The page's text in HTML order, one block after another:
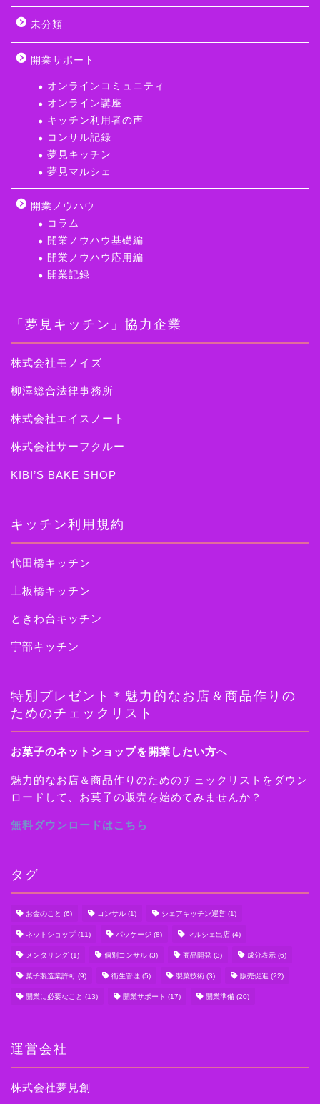
未分類
開業サポート
オンラインコミュニティ
オンライン講座
キッチン利用者の声
コンサル記録
夢見キッチン
夢見マルシェ
開業ノウハウ
コラム
開業ノウハウ基礎編
開業ノウハウ応用編
開業記録
「夢見キッチン」協力企業
株式会社モノイズ
柳澤総合法律事務所
株式会社エイスノート
株式会社サーフクルー
KIBI’S BAKE SHOP
キッチン利用規約
代田橋キッチン
上板橋キッチン
ときわ台キッチン
宇部キッチン
特別プレゼント＊魅力的なお店＆商品作りの
ためのチェックリスト
お菓子のネットショップを開業したい方へ
魅力的なお店＆商品作りのためのチェックリストをダウン
ロードして、お菓子の販売を始めてみませんか？
無料ダウンロードはこちら
タグ
お金のこと (6) コンサル (1) シェアキッチン運営 (1)
ネットショップ(11) パッケージ (8) マルシェ出店 (4)
メンタリング (1) 個別コンサル (3) 商品開発 (3) 成分表示 (6)
菓子製造業許可 (9) 衛生管理 (5) 製菓技術 (3) 販売促進 (22)
開業に必要なこと (13) 開業サポート (17) 開業準備 (20)
運営会社
株式会社夢見創